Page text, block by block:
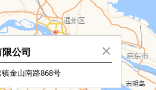
公司
金山南路868号